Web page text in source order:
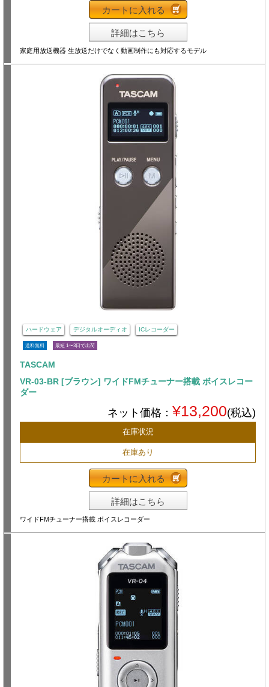
カートに入れる
詳細はこちら
家庭用放送機器 生放送だけでなく動画制作にも対応するモデル
ハードウェア デジタルオーディオ ICレコーダー
送料無料 最短 1〜3日で出荷
TASCAM
VR-03-BR [ブラウン] ワイドFMチューナー搭載 ボイスレコー
ダー
ネット価格： ¥13,200(税込)
在庫状況
在庫あり
カートに入れる
詳細はこちら
ワイドFMチューナー搭載 ボイスレコーダー